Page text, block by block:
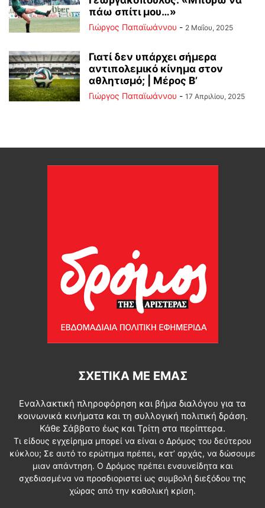
πάω σπίτι μου…»
Γιώργος Παπαϊωάννου - 2 Μαΐου, 2025
Γιατί δεν υπάρχει σήμερα
αντιπολεμικό κίνημα στον
αθλητισμό; | Μέρος Β’
Γιώργος Παπαϊωάννου - 17 Απριλίου, 2025
ΣΧΕΤΙΚΆ ΜΕ ΕΜΆΣ
Εναλλακτική πληροφόρηση και βήμα διαλόγου για τα
κοινωνικά κινήματα και τη συλλογική πολιτική δράση.
Κάθε Σάββατο έως και Τρίτη στα περίπτερα.
Τι είδους εγχείρημα μπορεί να είναι ο Δρόμος του δεύτερου
κύκλου; Σε αυτό το ερώτημα πρέπει, κατ’ αρχάς, να δώσουμε
μιαν απάντηση. Ο Δρόμος πρέπει ενσυνείδητα και
σχεδιασμένα να προσδιοριστεί ως συμβολή διεξόδου της
χώρας από την καθολική κρίση.